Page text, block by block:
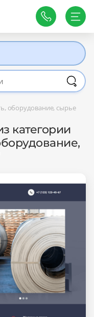
оборудование, сырье
категории